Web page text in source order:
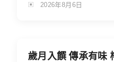
2026年8月6日
歲月入饌 傳承有味